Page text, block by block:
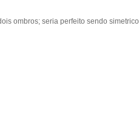
ombros; seria perfeito sendo simetrico